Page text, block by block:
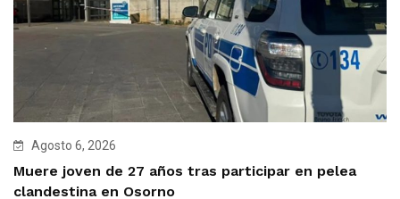
Agosto 6, 2026
Muere joven de 27 años tras participar en pelea
clandestina en Osorno